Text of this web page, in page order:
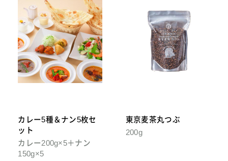
カレー5種＆ナン5枚セ
ット
カレー200g×5＋ナン
150g×5
東京麦茶丸つぶ
200g